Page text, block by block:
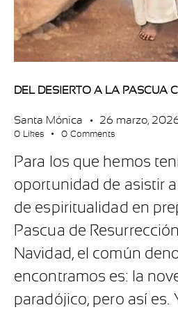
DEL DESIERTO A LA PASCUA
Santa Mónica 26 marzo,
0 Likes 0 Comments
Para los que hemos
oportunidad de asistir
de espiritualidad en
Pascua de
Navidad, el común
encontramos es: la
paradójico, pero así es.